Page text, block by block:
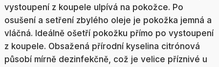
vystoupení z koupele ulpívá na pokožce. Po
osušení a setření zbylého oleje je pokožka jemná a
vláčná. Ideálně ošetří pokožku přímo po vystoupení
z koupele. Obsažená přírodní kyselina citrónová
působí mírně dezinfekčně, což je velice příznivé u